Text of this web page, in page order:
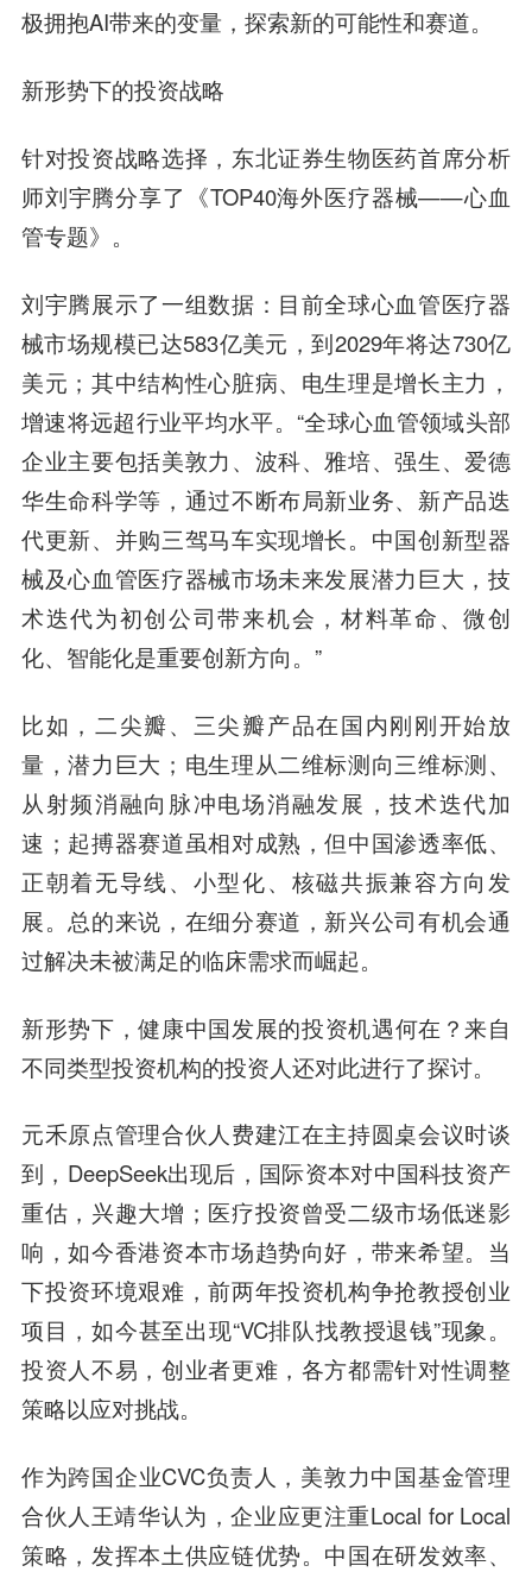
极拥抱AI带来的变量，探索新的可能性和赛道。
新形势下的投资战略
针对投资战略选择， 东北证券生物医药首席分析
师刘宇腾分享了《TOP40海外医疗器械——心血
管专题》。
刘宇腾展示了一组数据：目前全球心血管医疗器
械市场规模已达583亿美元，到2029年将达730亿
美元；其中结构性心脏病、电生理是增长主力，
增速将远超行业平均水平。“全球心血管领域头部
企业主要包括美敦力、波科、雅培、强生、爱德
华生命科学等，通过不断布局新业务、新产品迭
代更新、并购三驾马车实现增长。中国创新型器
械及心血管医疗器械市场未来发展潜力巨大，技
术迭代为初创公司带来机会，材料革命、微创
化、智能化是重要创新方向。”
比如，二尖瓣、三尖瓣产品在国内刚刚开始放
量，潜力巨大；电生理从二维标测向三维标测、
从射频消融向脉冲电场消融发展，技术迭代加
速；起搏器赛道虽相对成熟，但中国渗透率低、
正朝着无导线、小型化、核磁共振兼容方向发
展。总的来说，在细分赛道，新兴公司有机会通
过解决未被满足的临床需求而崛起。
新形势下 ，健康中国发展的投资机遇何在？来自
不同类型投资机构的投资人还对此进行了探讨。
元禾原点管理合伙人费建江在主持圆桌会议时谈
到，DeepSeek出现后，国际资本对中国科技资产
重估，兴趣大增；医疗投资曾受二级市场低迷影
响，如今香港资本市场趋势向好，带来希望。当
下投资环境艰难，前两年投资机构争抢教授创业
项目，如今甚至出现“VC排队找教授退钱”现象。
投资人不易，创业者更难，各方都需针对性调整
策略以应对挑战。
作为跨国企业CVC负责人， 美敦力中国基金管理
合伙人王靖华认为，企业应更注重Local for Local
策略，发挥本土供应链优势。中国在研发效率、